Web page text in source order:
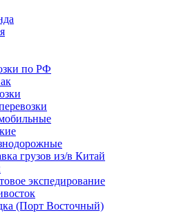
по РФ
грузов из/в Китай
экспедирование
(Порт Восточный)